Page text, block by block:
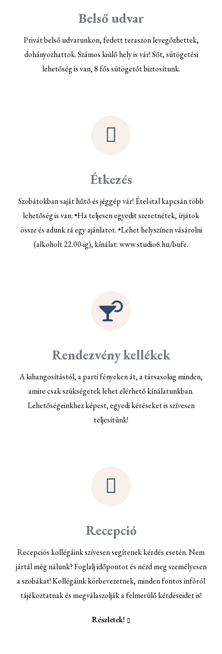
Belső udvar
Privát belső udvarunkon, fedett teraszon levegőzhettek,
dohányozhattok. Számos kiülő hely is vár! Sőt, sütögetési
lehetőség is van, 8 fős sütögetőt biztosítunk.
Étkezés
Szobátokban saját hűtő és jéggép vár! Étel-ital kapcsán több
lehetőség is van: •Ha teljesen egyedit szeretnétek, írjátok
össze és adunk rá egy ajánlatot. •Lehet helyszínen vásárolni
(alkoholt 22.00-ig), kínálat: www.studio6.hu/bufe.
Rendezvény kellékek
A kihangosítástól, a parti fényeken át, a társasokig minden,
amire csak szükségetek lehet elérhető kínálatunkban.
Lehetőségeinkhez képest, egyedi kéréseket is szívesen
teljesítünk!
Recepció
Recepciós kollégáink szívesen segítenek kérdés esetén. Nem
jártál még nálunk? Foglalj időpontot és nézd meg személyesen
a szobákat! Kollégáink körbevezetnek, minden fontos infóról
tájékoztatnak és megválaszolják a felmerülő kérdéseidet is!
Részletek!